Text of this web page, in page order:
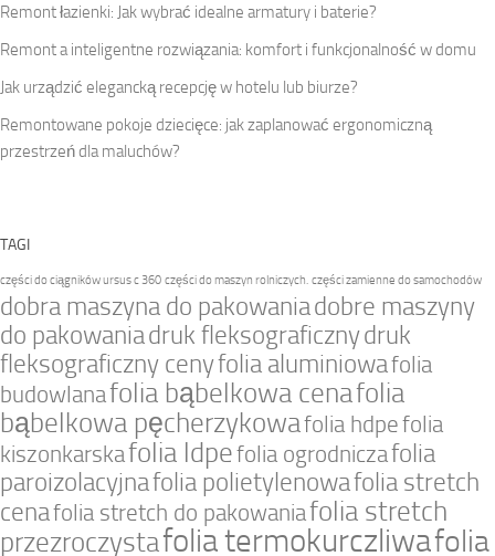
Remont łazienki: Jak wybrać idealne armatury i baterie?
Remont a inteligentne rozwiązania: komfort i funkcjonalność w domu
Jak urządzić elegancką recepcję w hotelu lub biurze?
Remontowane pokoje dziecięce: jak zaplanować ergonomiczną
przestrzeń dla maluchów?
TAGI
części do ciągników ursus c 360 części do maszyn rolniczych. części zamienne do samochodów
dobra maszyna do pakowaniadobre maszyny
do pakowaniadruk fleksograficznydruk
fleksograficzny cenyfolia aluminiowafolia
budowlanafolia bąbelkowa cenafolia
bąbelkowa pęcherzykowafolia hdpefolia
kiszonkarskafolia ldpefolia ogrodniczafolia
paroizolacyjnafolia polietylenowafolia stretch
cenafolia stretch do pakowaniafolia stretch
przezroczystafolia termokurczliwafolia